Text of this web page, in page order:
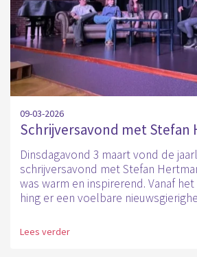
09-03-2026
Schrijversavond met Stefan
Dinsdagavond 3 maart vond de
schrijversavond met Stefan
was warm en inspirerend. Vanaf
hing er een voelbare
Lees verder